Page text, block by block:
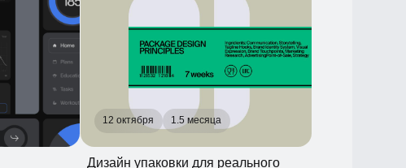
Дизайн упаковки для реального
мира
С опытом Освоить навык
12 октября 1.5 месяца
-30%